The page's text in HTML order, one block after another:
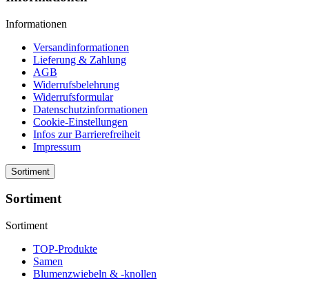
Informationen
Versandinformationen
Lieferung & Zahlung
AGB
Widerrufsbelehrung
Widerrufsformular
Datenschutzinformationen
Cookie-Einstellungen
Infos zur Barrierefreiheit
Impressum
Sortiment
Sortiment
Sortiment
TOP-Produkte
Samen
Blumenzwiebeln & -knollen